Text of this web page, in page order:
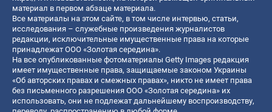
материал в первом абзаце материала.
Все материалы на этом сайте, в том числе интервью, статьи,
исследования – служебные произведения журналистов
редакции, исключительные имущественные права на которые
принадлежат ООО «Золотая середина».
На все опубликованные фотоматериалы Getty Images редакция
имеет имущественные права, защищаемые законом Украины
«Об авторских правах и смежных правах», никто не имеет права
без письменного разрешения ООО «Золотая середина» их
использовать, они не подлежат дальнейшему воспроизводству,